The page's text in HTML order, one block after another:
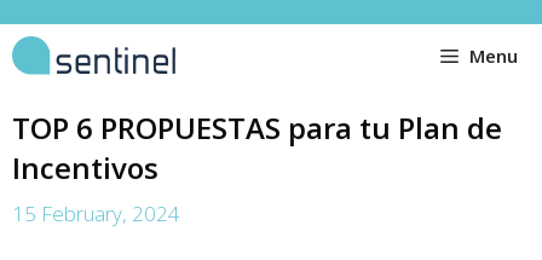
Menu
TOP 6 PROPUESTAS para tu Plan de
Incentivos
15 February, 2024